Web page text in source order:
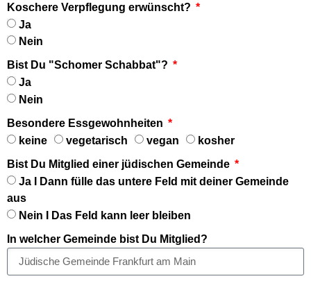
Koschere Verpflegung erwünscht?
Ja
Nein
Bist Du "Schomer Schabbat"?
Ja
Nein
Besondere Essgewohnheiten
keine
vegetarisch vegan
kosher
Bist Du Mitglied einer jüdischen Gemeinde
Ja I Dann fülle das untere Feld mit deiner Gemeinde
aus
Nein I Das Feld kann leer bleiben
In welcher Gemeinde bist Du Mitglied?